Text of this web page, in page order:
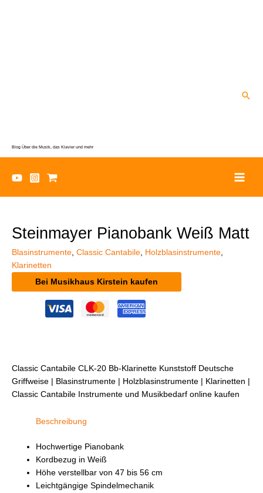
Blog Über die Musik, das Klavier und mehr
Steinmayer Pianobank Weiß Matt
Blasinstrumente Classic Cantabile Holzblasinstrumente
Klarinetten
Bei Musikhaus Kirstein kaufen
Classic Cantabile CLK-20 Bb-Klarinette Kunststoff Deutsche
Griffweise | Blasinstrumente | Holzblasinstrumente | Klarinetten |
Classic Cantabile Instrumente und Musikbedarf online kaufen
Beschreibung
Hochwertige Pianobank
Kordbezug in Weiß
Höhe verstellbar von 47 bis 56 cm
Leichtgängige Spindelmechanik